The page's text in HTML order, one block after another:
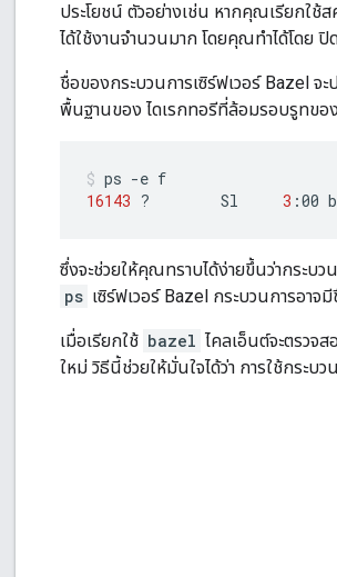
ประโยชน์ ตัวอย่างเช่น หากคุณเรียกใช้
ได้ใช้งานจำนวนมาก โดยคุณทำได้โดย ปิ
ชื่อของกระบวนการเซิร์ฟเวอร์ Bazel จ
พื้นฐานของ ไดเรกทอรีที่ล้อมรอบรูทขอ
ps -e
16143 ? Sl 3 :00
ซึ่งจะช่วยให้คุณทราบได้ง่ายขึ้นว่ากระบ
ps เซิร์ฟเวอร์ Bazel กระบวนการอาจมี
เมื่อเรียกใช้ bazel ไคลเอ็นต์จะตรวจส
ใหม่ วิธีนี้ช่วยให้มั่นใจได้ว่า การใช้กระบ